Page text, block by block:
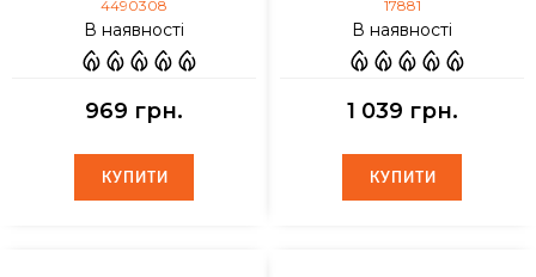
4490308
В наявності
969 грн.
КУПИТИ
КУПИТИ
17881
В наявності
1 039 грн.
КУПИТИ
КУПИТИ